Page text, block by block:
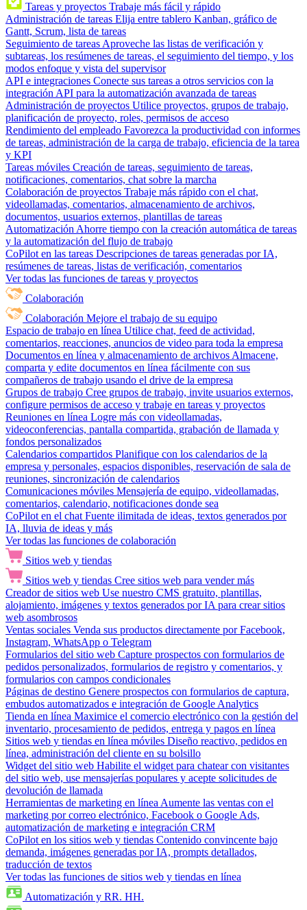
Tareas y proyectos Trabaje más fácil y rápido
Administración de tareas Elija entre tablero Kanban, gráfico de
Gantt, Scrum, lista de tareas
Seguimiento de tareas Aproveche las listas de verificación y
subtareas, los resúmenes de tareas, el seguimiento del tiempo, y los
modos enfoque y vista del supervisor
API e integraciones Conecte sus tareas a otros servicios con la
integración API para la automatización avanzada de tareas
Administración de proyectos Utilice proyectos, grupos de trabajo,
planificación de proyecto, roles, permisos de acceso
Rendimiento del empleado Favorezca la productividad con informes
de tareas, administración de la carga de trabajo, eficiencia de la tarea
y KPI
Tareas móviles Creación de tareas, seguimiento de tareas,
notificaciones, comentarios, chat sobre la marcha
Colaboración de proyectos Trabaje más rápido con el chat,
videollamadas, comentarios, almacenamiento de archivos,
documentos, usuarios externos, plantillas de tareas
Automatización Ahorre tiempo con la creación automática de tareas
y la automatización del flujo de trabajo
CoPilot en las tareas Descripciones de tareas generadas por IA,
resúmenes de tareas, listas de verificación, comentarios
Ver todas las funciones de tareas y proyectos
Colaboración
Colaboración Mejore el trabajo de su equipo
Espacio de trabajo en línea Utilice chat, feed de actividad,
comentarios, reacciones, anuncios de video para toda la empresa
Documentos en línea y almacenamiento de archivos Almacene,
comparta y edite documentos en línea fácilmente con sus
compañeros de trabajo usando el drive de la empresa
Grupos de trabajo Cree grupos de trabajo, invite usuarios externos,
configure permisos de acceso y trabaje en tareas y proyectos
Reuniones en línea Logre más con videollamadas,
videoconferencias, pantalla compartida, grabación de llamada y
fondos personalizados
Calendarios compartidos Planifique con los calendarios de la
empresa y personales, espacios disponibles, reservación de sala de
reuniones, sincronización de calendarios
Comunicaciones móviles Mensajería de equipo, videollamadas,
comentarios, calendario, notificaciones donde sea
CoPilot en el chat Fuente ilimitada de ideas, textos generados por
IA, lluvia de ideas y más
Ver todas las funciones de colaboración
Sitios web y tiendas
Sitios web y tiendas Cree sitios web para vender más
Creador de sitios web Use nuestro CMS gratuito, plantillas,
alojamiento, imágenes y textos generados por IA para crear sitios
web asombrosos
Ventas sociales Venda sus productos directamente por Facebook,
Instagram, WhatsApp o Telegram
Formularios del sitio web Capture prospectos con formularios de
pedidos personalizados, formularios de registro y comentarios, y
formularios con campos condicionales
Páginas de destino Genere prospectos con formularios de captura,
embudos automatizados e integración de Google Analytics
Tienda en línea Maximice el comercio electrónico con la gestión del
inventario, procesamiento de pedidos, entrega y pagos en línea
Sitios web y tiendas en línea móviles Diseño reactivo, pedidos en
línea, administración del cliente en su bolsillo
Widget del sitio web Habilite el widget para chatear con visitantes
del sitio web, use mensajerías populares y acepte solicitudes de
devolución de llamada
Herramientas de marketing en línea Aumente las ventas con el
marketing por correo electrónico, Facebook o Google Ads,
automatización de marketing e integración CRM
CoPilot en los sitios web y tiendas Contenido convincente bajo
demanda, imágenes generadas por IA, prompts detallados,
traducción de textos
Ver todas las funciones de sitios web y tiendas en línea
Automatización y RR. HH.